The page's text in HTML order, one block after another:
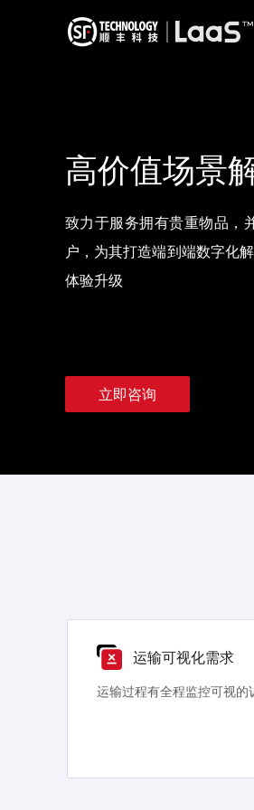
高价值场景
致力于服务拥有贵重物品，
户，为其打造端到端数字化
体验升级
立即咨询
运输可视化需求
运输过程有全程监控可视